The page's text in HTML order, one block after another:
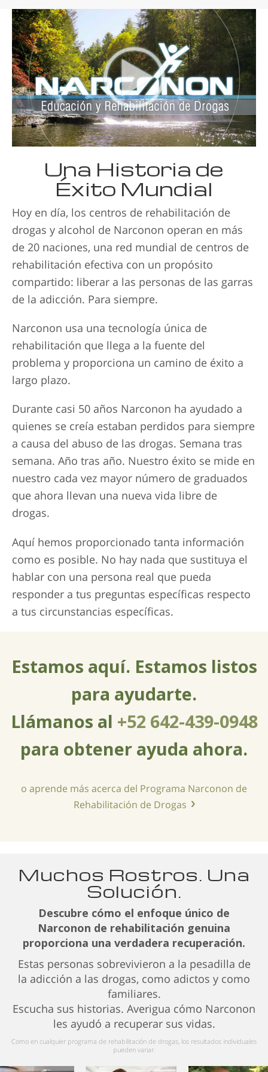
Una Historia de
Éxito Mundial
Hoy en día, los centros de rehabilitación de
drogas y alcohol de Narconon operan en más
de 20 naciones, una red mundial de centros de
rehabilitación efectiva con un propósito
compartido: liberar a las personas de las garras
de la adicción. Para siempre.
Narconon usa una tecnología única de
rehabilitación que llega a la fuente del
problema y proporciona un camino de éxito a
largo plazo.
Durante casi 50 años Narconon ha ayudado a
quienes se creía estaban perdidos para siempre
a causa del abuso de las drogas. Semana tras
semana. Año tras año. Nuestro éxito se mide en
nuestro cada vez mayor número de graduados
que ahora llevan una nueva vida libre de
drogas.
Aquí hemos proporcionado tanta información
como es posible. No hay nada que sustituya el
hablar con una persona real que pueda
responder a tus preguntas específicas respecto
a tus circunstancias específicas.
Estamos aquí. Estamos listos
para ayudarte.
Llámanos al +52 642-439-0948
para obtener ayuda ahora.
o aprende más acerca del Programa Narconon de
Rehabilitación de Drogas
Muchos Rostros. Una
Solución.
Descubre cómo el enfoque único de
Narconon de rehabilitación genuina
proporciona una verdadera recuperación.
Estas personas sobrevivieron a la pesadilla de
la adicción a las drogas, como adictos y como
familiares.
Escucha sus historias. Averigua cómo Narconon
les ayudó a recuperar sus vidas.
Como en cualquier programa de rehabilitación de drogas, los resultados individuales
pueden variar.